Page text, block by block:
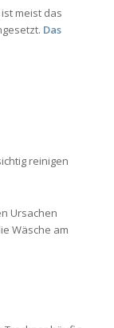
meist das
Das
reinigen
Ursachen
Wäsche am